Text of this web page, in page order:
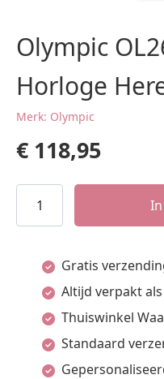
Olympic
Horloge
Merk: Olympic
€ 118,95
Olympic
OL26HTL218
Heren
Zwart
40mm
aantal
Gratis
Altijd verpakt
Thuiswinkel
Standaard